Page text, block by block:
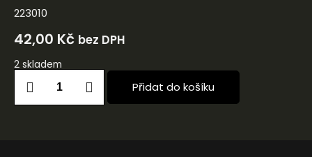
223010
42,00 Kč bez DPH
2 skladem
Přidat do košíku